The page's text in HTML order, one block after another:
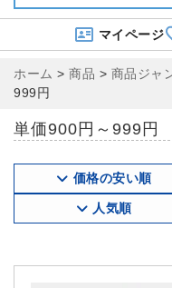
マイページ
ホーム > 商品 > 商品ジャ
999円
単価900円～999円
価格の安い順
人気順